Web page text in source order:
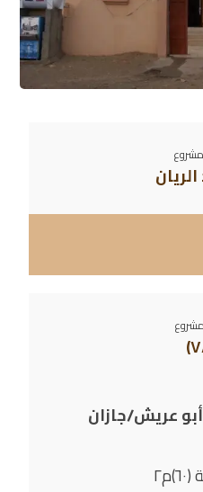
عريش/جازان